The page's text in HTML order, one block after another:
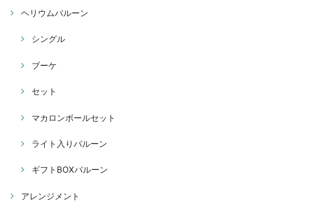
ヘリウムバルーン
シングル
ブーケ
セット
マカロンボールセット
ライト入りバルーン
ギフトBOXバルーン
アレンジメント